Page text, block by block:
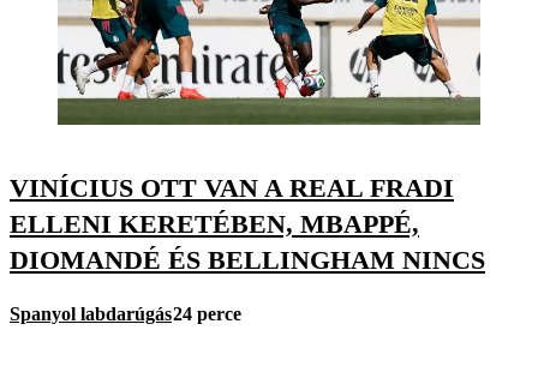
VINÍCIUS OTT VAN A REAL FRADI
ELLENI KERETÉBEN, MBAPPÉ,
DIOMANDÉ ÉS BELLINGHAM NINCS
Spanyol labdarúgás24 perce